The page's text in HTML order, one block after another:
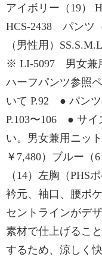
アイボリー（19）
HCS-2438 パンツ
（男性用）
※ LI-5097 男女兼
ハーフパンツ参照
いて P.92 ● パン
P.103〜106 ● サイ
い。男女兼用ニッ
￥7,480）ブルー（
（14）左胸（PHS
衿元、袖口、腰ポ
セントラインがデ
素材で仕上げるこ
するため、涼しく